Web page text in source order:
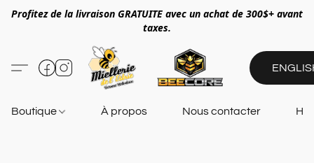
Profitez de la livraison GRATUITE avec un achat de 300$+ avant
taxes.
Boutique À propos Nous contacter